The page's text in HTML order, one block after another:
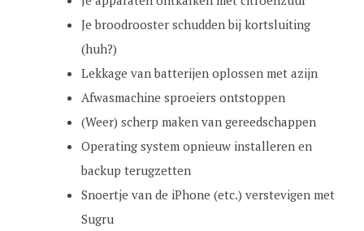
Je broodrooster schudden bij kortsluiting
(huh?)
Lekkage van batterijen oplossen met azijn
Afwasmachine sproeiers ontstoppen
(Weer) scherp maken van gereedschappen
Operating system opnieuw installeren en
backup terugzetten
Snoertje van de iPhone (etc.) verstevigen met
Sugru